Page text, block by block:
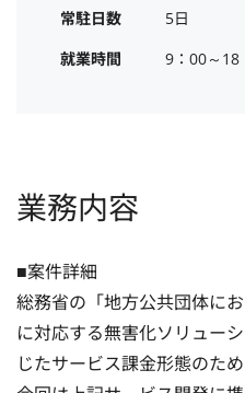
常駐日数
5日
就業時間
9：00～18
業務内容
■案件詳細
総務省の「地方公共団体に
に対応する無害化ソリュー
じたサービス課金形態のた